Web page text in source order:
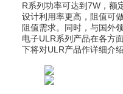
R系列功率可达到7W，额
设计利用率更高，阻值可
阻值需求。同时，与国外
电子ULR系列产品在各方
下将对ULR产品作详细介绍